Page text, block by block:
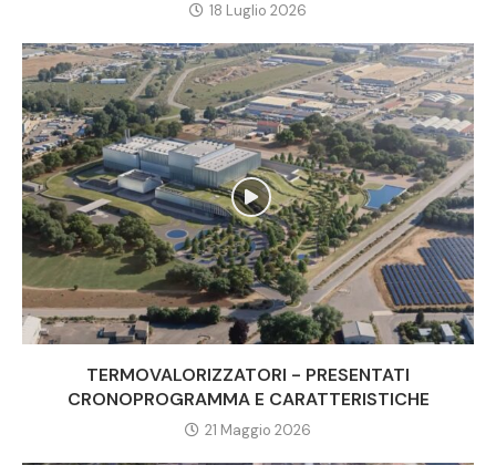
18 Luglio 2026
TERMOVALORIZZATORI - PRESENTATI
CRONOPROGRAMMA E CARATTERISTICHE
21 Maggio 2026